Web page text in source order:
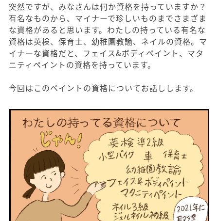
突然ですが、みなさんは何か資格を持っていますか？
有名なものから、マイナーで珍しいものまでさまざま
な資格があると思います。わたしの持っている有名な
資格は英検、保育士、幼稚園教諭、ネイルの資格。マ
イナーな資格だと、フェイス&ボディペイント、マタ
ニティペイントの資格を持っています。
今回はこのペイントの資格についてお話しします。